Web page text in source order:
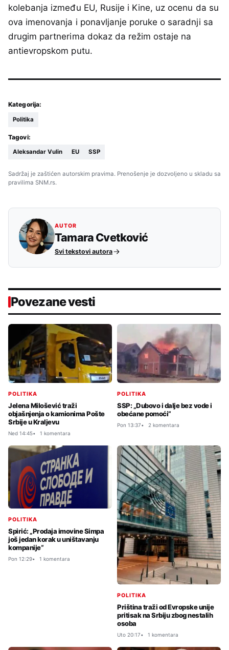
kolebanja između EU, Rusije i Kine, uz ocenu da su
ova imenovanja i ponavljanje poruke o saradnji sa
drugim partnerima dokaz da režim ostaje na
antievropskom putu.
Kategorija:
Politika
Tagovi:
Aleksandar Vulin EU SSP
Sadržaj je zaštićen autorskim pravima. Prenošenje je dozvoljeno u skladu sa
pravilima SNM.rs.
AUTOR
Tamara Cvetković
Svi tekstovi autora
Povezane vesti
POLITIKA
Jelena Milošević traži
objašnjenja o kamionima Pošte
Srbije u Kraljevu
Ned 14:45 1 komentara
POLITIKA
SSP: „Dubovo i dalje bez vode i
obećane pomoći“
Pon 13:37 2 komentara
POLITIKA
Spirić: „Prodaja imovine Simpa
još jedan korak u uništavanju
kompanije“
Pon 12:29 1 komentara
POLITIKA
Priština traži od Evropske unije
pritisak na Srbiju zbog nestalih
osoba
Uto 20:17 1 komentara